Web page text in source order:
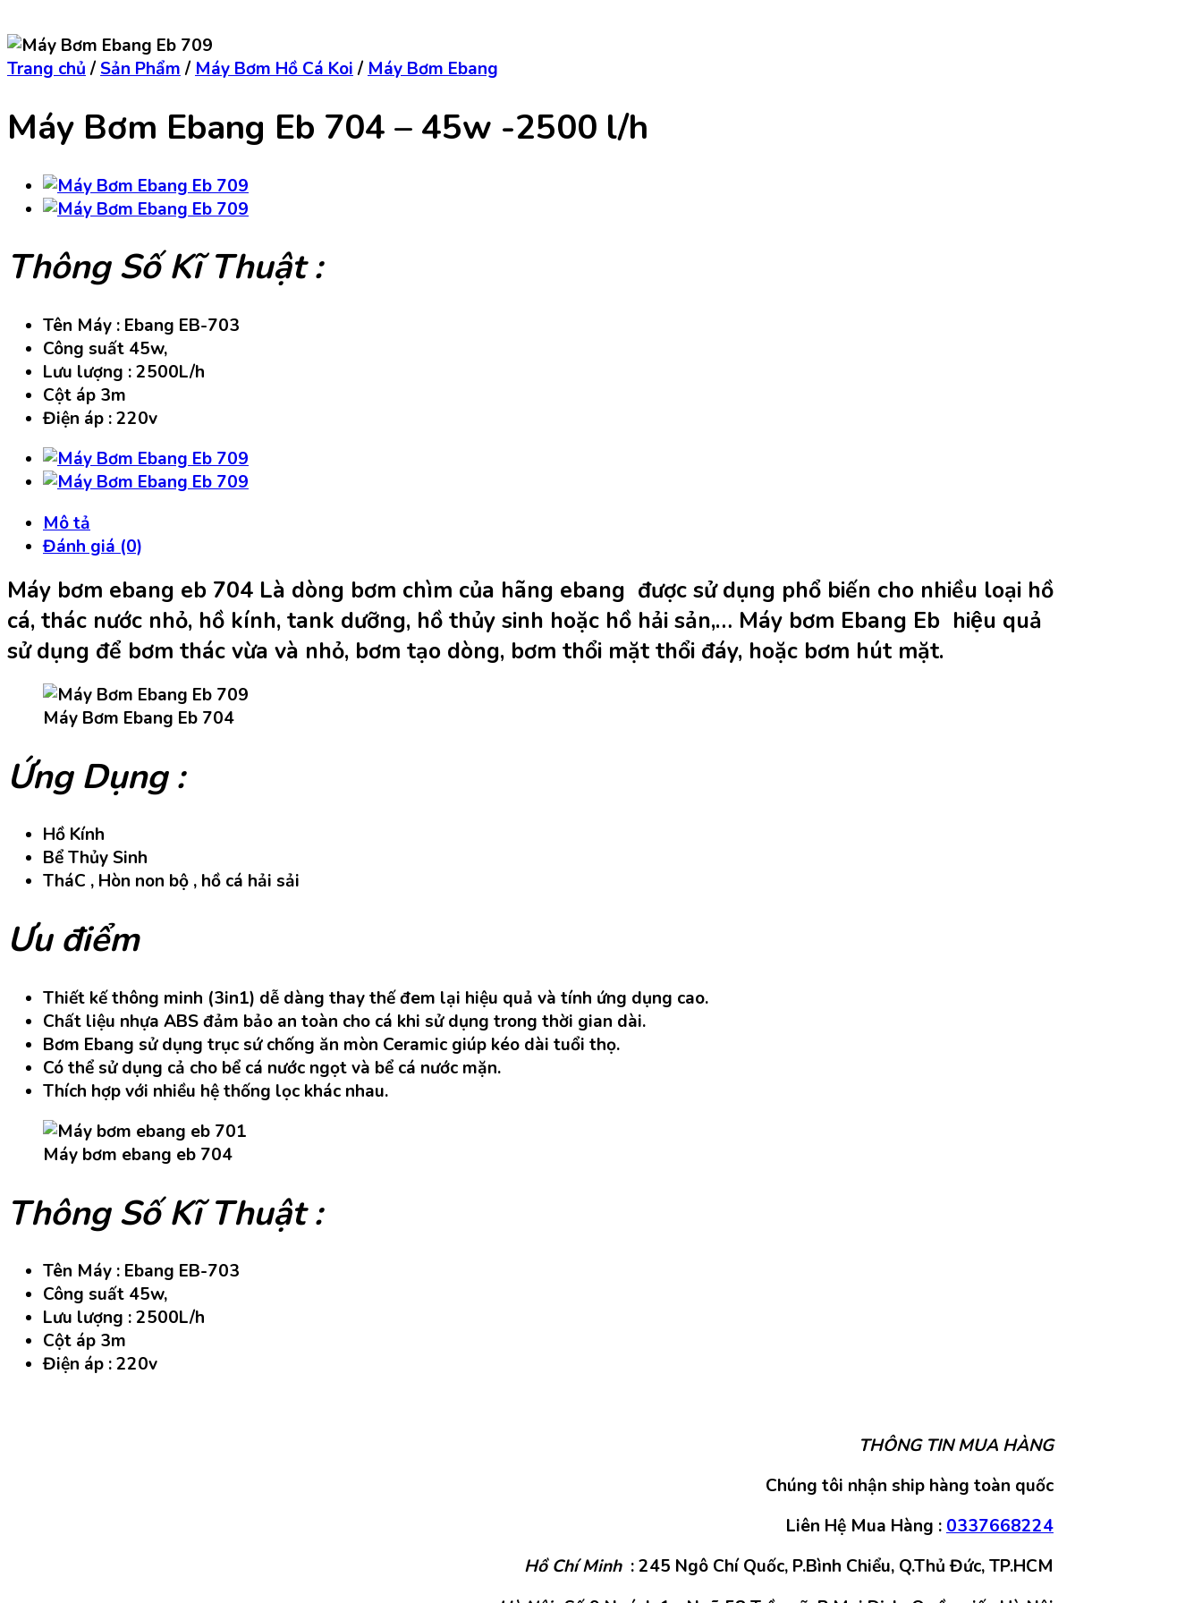
Trang chủ/Sản Phẩm/Máy Bơm Hồ Cá Koi/Máy Bơm Ebang
Máy Bơm Ebang Eb 704 – 45w -2500 l/h
Thông Số Kĩ Thuật :
Tên Máy : Ebang EB-703
Công suất 45w,
Lưu lượng : 2500L/h
Cột áp 3m
Điện áp : 220v
Mô tả
Đánh giá (0)
Máy bơm ebang eb 704 Là dòng bơm chìm của hãng ebang được sử dụng phổ biến cho nhiều loại hồ
cá, thác nước nhỏ, hồ kính, tank dưỡng, hồ thủy sinh hoặc hồ hải sản,… Máy bơm Ebang Eb hiệu quả
sử dụng để bơm thác vừa và nhỏ, bơm tạo dòng, bơm thổi mặt thổi đáy, hoặc bơm hút mặt.
Máy Bơm Ebang Eb 704
Ứng Dụng :
Hồ Kính
Bể Thủy Sinh
TháC , Hòn non bộ , hồ cá hải sải
Ưu điểm
Thiết kế thông minh (3in1) dễ dàng thay thế đem lại hiệu quả và tính ứng dụng cao.
Chất liệu nhựa ABS đảm bảo an toàn cho cá khi sử dụng trong thời gian dài.
Bơm Ebang sử dụng trục sứ chống ăn mòn Ceramic giúp kéo dài tuổi thọ.
Có thể sử dụng cả cho bể cá nước ngọt và bể cá nước mặn.
Thích hợp với nhiều hệ thống lọc khác nhau.
Máy bơm ebang eb 704
Thông Số Kĩ Thuật :
Tên Máy : Ebang EB-703
Công suất 45w,
Lưu lượng : 2500L/h
Cột áp 3m
Điện áp : 220v
THÔNG TIN MUA HÀNG
Chúng tôi nhận ship hàng toàn quốc
Liên Hệ Mua Hàng : 0337668224
Hồ Chí Minh: 245 Ngô Chí Quốc, P.Bình Chiểu, Q.Thủ Đức, TP.HCM